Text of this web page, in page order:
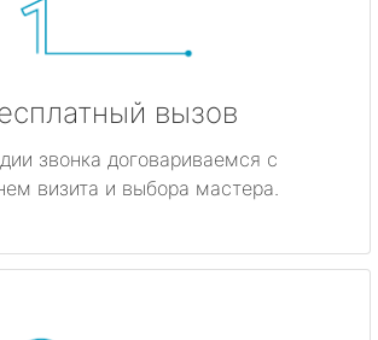
вызов
звонка договариваемся с
визита и выбора мастера.